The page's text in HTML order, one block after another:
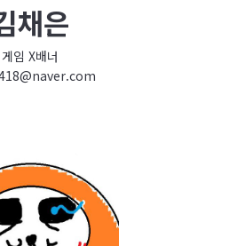
채은
게임 X배너